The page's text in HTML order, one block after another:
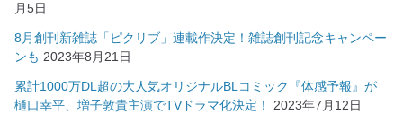
月5日
8月創刊新雑誌「ピクリブ」連載作決定！雑誌創刊記念キャンペー
ンも 2023年8月21日
累計1000万DL超の大人気オリジナルBLコミック『体感予報』が
樋口幸平、増子敦貴主演でTVドラマ化決定！
2023年7月12日